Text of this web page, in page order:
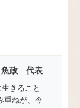
魚政 代表
きること
重ねが、今